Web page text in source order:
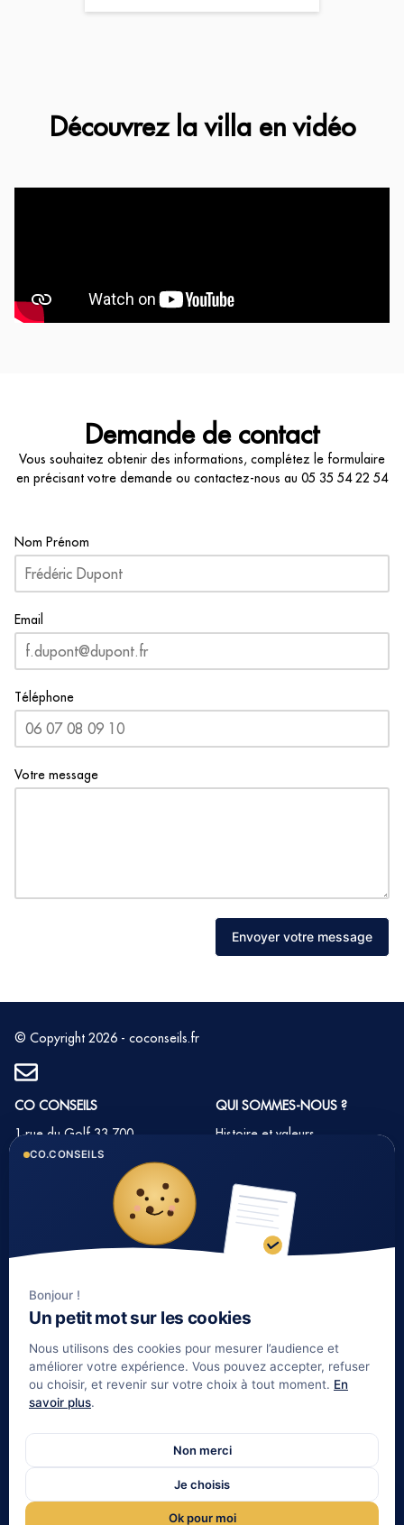
Découvrez la villa en vidéo
Demande de contact
Vous souhaitez obtenir des informations, complétez le formulaire
en précisant votre demande ou contactez-nous au 05 35 54 22 54
Nom Prénom
Email
Téléphone
Votre message
Envoyer votre message
© Copyright 2026 - coconseils.fr
CO CONSEILS
1 rue du Golf 33 700
MERIGNAC
Tél : 05 35 54 22 54
QUI SOMMES-NOUS ?
Histoire et valeurs
Nos partenaires
Notre méthode
Nos tarifs immobilier
LIENS UTILES
Informations complémentaires
Mentions légales
Politique de confidentialité
Gestion de patrimoine Bordeaux
Notre indépendance
Gestion de patrimoine La Réunion
CO.CONSEILS
Bonjour !
Un petit mot sur les cookies
Nous utilisons des cookies pour mesurer l’audience et
améliorer votre expérience. Vous pouvez accepter, refuser
ou choisir, et revenir sur votre choix à tout moment. En
savoir plus.
Non merci
Je choisis
Ok pour moi